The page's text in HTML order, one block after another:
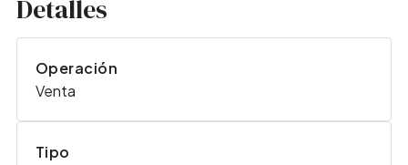
Detalles
Operación
Venta
Tipo